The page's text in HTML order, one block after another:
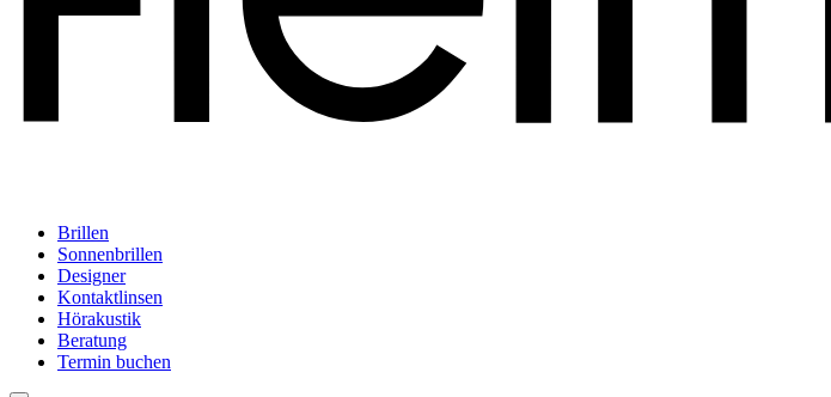
Brillen
Sonnenbrillen
Designer
Kontaktlinsen
Hörakustik
Beratung
Termin buchen